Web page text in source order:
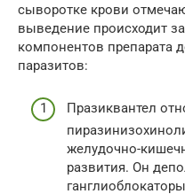
сыворотке крови
выведение происходит
компонентов препарата
паразитов:
Празиквантел
желудочно-
развития. Он